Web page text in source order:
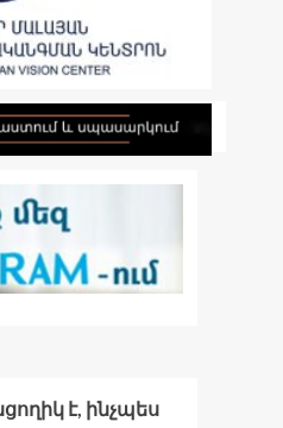
է, ինչպես